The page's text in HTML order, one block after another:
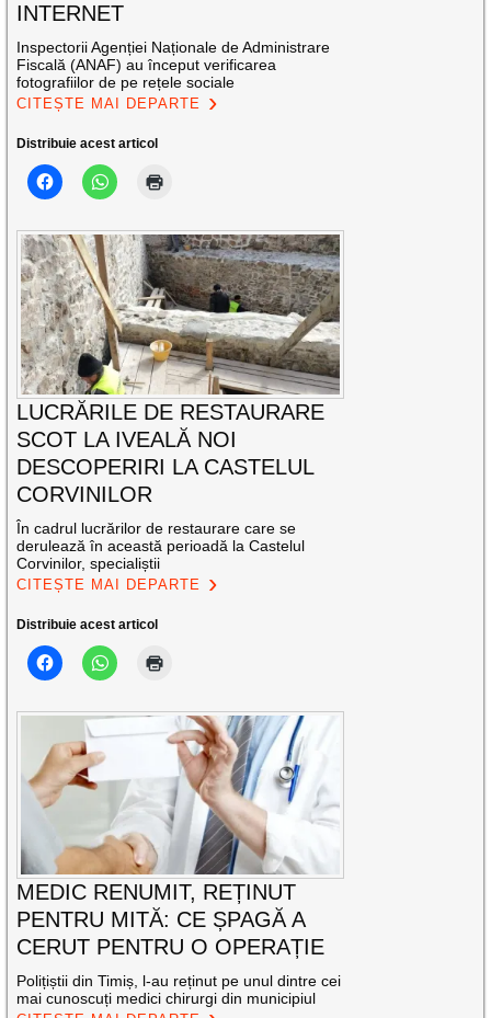
INTERNET
Inspectorii Agenției Naționale de Administrare
Fiscală (ANAF) au început verificarea
fotografiilor de pe rețele sociale
CITEȘTE MAI DEPARTE
Distribuie acest articol
LUCRĂRILE DE RESTAURARE
SCOT LA IVEALĂ NOI
DESCOPERIRI LA CASTELUL
CORVINILOR
În cadrul lucrărilor de restaurare care se
derulează în această perioadă la Castelul
Corvinilor, specialiștii
CITEȘTE MAI DEPARTE
Distribuie acest articol
MEDIC RENUMIT, REȚINUT
PENTRU MITĂ: CE ȘPAGĂ A
CERUT PENTRU O OPERAȚIE
Polițiștii din Timiș, l-au reținut pe unul dintre cei
mai cunoscuți medici chirurgi din municipiul